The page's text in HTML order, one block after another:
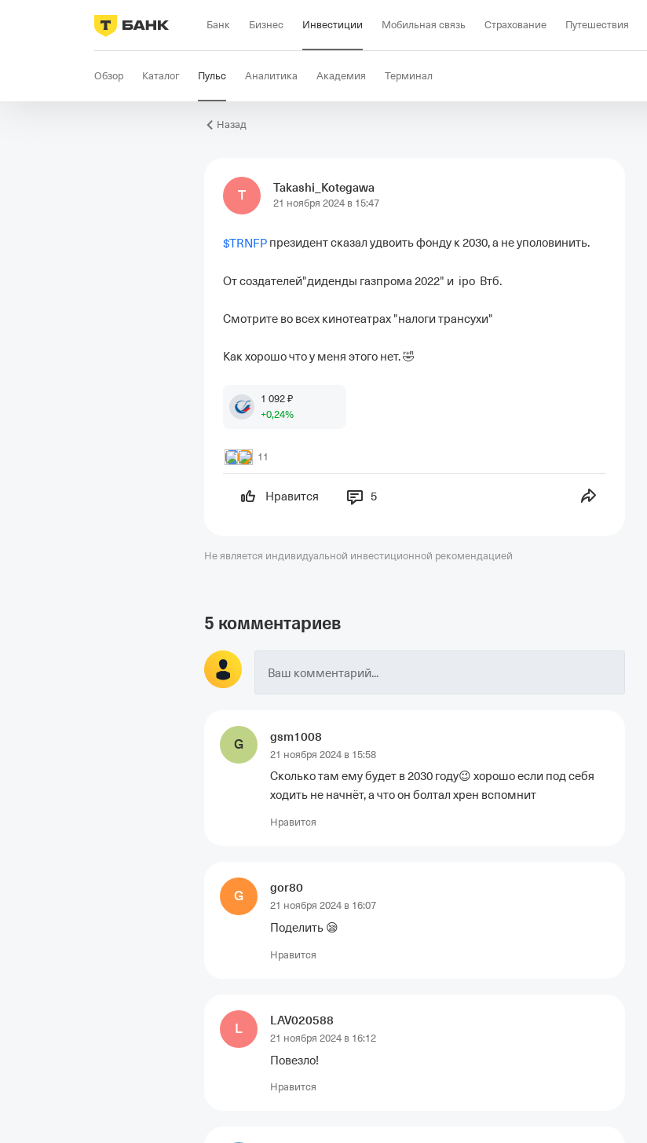
Банк Бизнес Инвестиции Мобильная связь Страхование Путешествия
Обзор Каталог Пульс Аналитика Академия Терминал
Назад
T Takashi_Kotegawa
21 ноября 2024 в 15:47
$TRNFP президент сказал удвоить фонду к 2030, а не уполовинить.
От создателей"диденды газпрома 2022" и  ipo  Втб.
Смотрите во всех кинотеатрах "налоги трансухи"
Как хорошо что у меня этого нет. 🤣
1 092 ₽
+0,24%
11
Нравится 5
Не является индивидуальной инвестиционной рекомендацией
5 комментариев
Ваш комментарий...
G
gsm1008
21 ноября 2024 в 15:58
Сколько там ему будет в 2030 году😉 хорошо если под себя
ходить не начнёт, а что он болтал хрен вспомнит
Нравится
G
gor80
21 ноября 2024 в 16:07
Поделить 😪
Нравится
L
LAV020588
21 ноября 2024 в 16:12
Повезло!
Нравится